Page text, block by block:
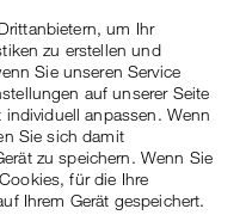
um Ihr
zu erstellen und
Sie unseren Service
auf unserer Seite
anpassen. Wenn
Sie sich damit
zu speichern. Wenn Sie
für die Ihre
Ihrem Gerät gespeichert.